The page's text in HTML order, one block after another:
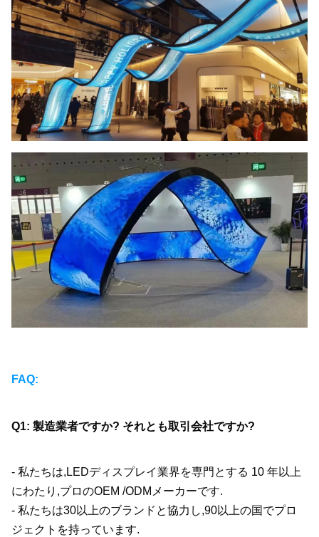
装置の種類: マウント
グレースケール: 14ビット
視角: H:140° V:140°
動作温度: -20°C~+50°C
動作湿度: 10%~90% RH
FAQ:
Q1: 製造業者ですか? それとも取引会社ですか?
- 私たちは,LEDディスプレイ業界を専門とする 10 年以上
にわたり,プロのOEM /ODMメーカーです.
- 私たちは30以上のブランドと協力し,90以上の国でプロ
ジェクトを持っています.